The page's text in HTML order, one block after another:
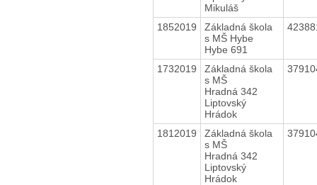
Mikuláš
1852019
Základná škola
s MŠ Hybe
Hybe 691
1732019
Základná škola
s MŠ
Hradná 342
Liptovský
Hrádok
1812019
Základná škola
s MŠ
Hradná 342
Liptovský
Hrádok